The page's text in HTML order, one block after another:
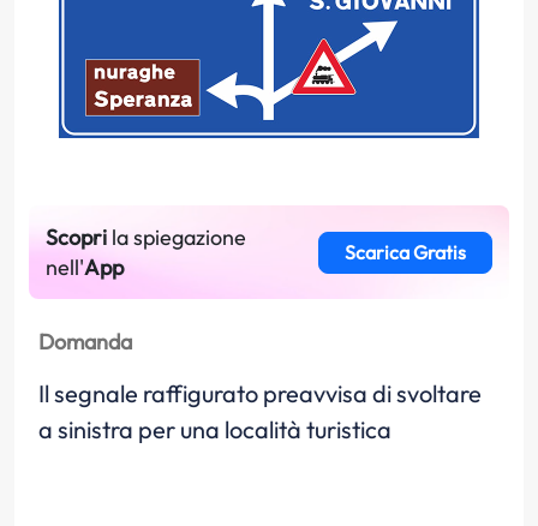
Scopri la spiegazione
nell'App
Scarica Gratis
Domanda
Il segnale raffigurato preavvisa di svoltare
a sinistra per una località turistica